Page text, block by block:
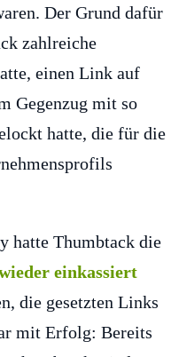
Der Grund dafür
zahlreiche
einen Link auf
Gegenzug mit so
hatte, die für die
hatte Thumbtack die
einkassiert
die gesetzten Links
mit Erfolg: Bereits